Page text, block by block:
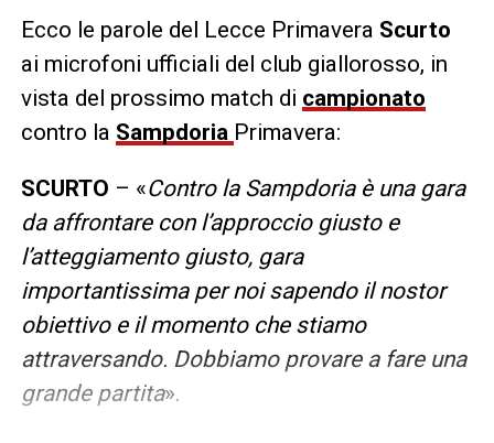
Ecco le parole del Lecce Primavera Scurto
ai microfoni ufficiali del club giallorosso, in
vista del prossimo match di campionato
contro la Sampdoria Primavera:
SCURTO – «Contro la Sampdoria è una gara
da affrontare con l’approccio giusto e
l’atteggiamento giusto, gara
importantissima per noi sapendo il nostor
obiettivo e il momento che stiamo
attraversando. Dobbiamo provare a fare una
grande partita».